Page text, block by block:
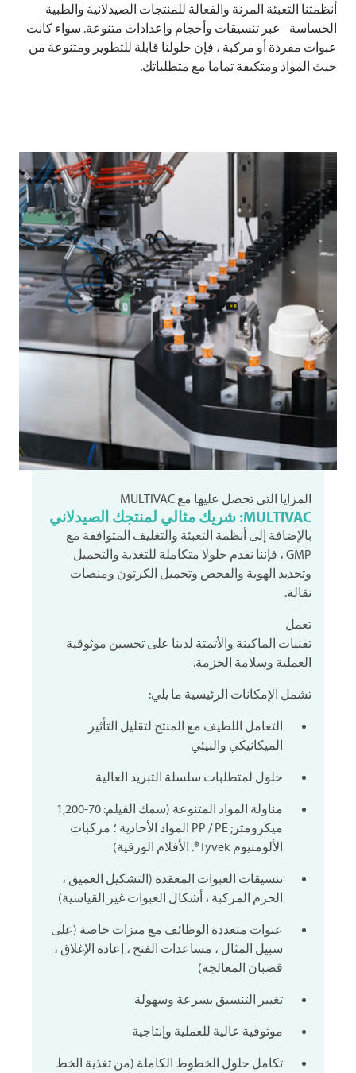
أنظمتنا التعبئة المرنة والفعالة للمنتجات الصيدلانية والطبية
الحساسة - عبر تنسيقات وأحجام وإعدادات متنوعة. سواء كانت
عبوات مفردة أو مركبة ، فإن حلولنا قابلة للتطوير ومتنوعة من
حيث المواد ومتكيفة تماما مع متطلباتك.
المزايا التي تحصل عليها مع MULTIVAC
MULTIVAC: شريك مثالي لمنتجك الصيدلاني
بالإضافة إلى أنظمة التعبئة والتغليف المتوافقة مع
GMP ، فإننا نقدم حلولا متكاملة للتغذية والتحميل
وتحديد الهوية والفحص وتحميل الكرتون ومنصات
نقالة.
تعمل
تقنيات الماكينة والأتمتة لدينا على تحسين موثوقية
العملية وسلامة الحزمة.
تشمل الإمكانات الرئيسية ما يلي:
التعامل اللطيف مع المنتج لتقليل التأثير
الميكانيكي والبيئي
حلول لمتطلبات سلسلة التبريد العالية
مناولة المواد المتنوعة (سمك الفيلم: 70-1,200
ميكرومتر; PP / PE المواد الأحادية ؛ مركبات
الألومنيوم Tyvek®. الأفلام الورقية)
تنسيقات العبوات المعقدة (التشكيل العميق ،
الحزم المركبة ، أشكال العبوات غير القياسية)
عبوات متعددة الوظائف مع ميزات خاصة (على
سبيل المثال ، مساعدات الفتح ، إعادة الإغلاق ،
قضبان المعالجة)
تغيير التنسيق بسرعة وسهولة
موثوقية عالية للعملية وإنتاجية
تكامل حلول الخطوط الكاملة (من تغذية الخط